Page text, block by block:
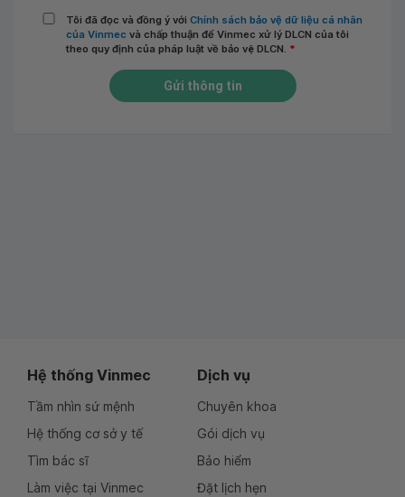
Tôi đã đọc và đồng ý với Chính sách bảo vệ dữ liệu cá nhân
của Vinmec và chấp thuận để Vinmec xử lý DLCN của tôi
theo quy định của pháp luật về bảo vệ DLCN. *
Gửi thông tin
Hệ thống Vinmec
Tầm nhìn sứ mệnh
Hệ thống cơ sở y tế
Tìm bác sĩ
Làm việc tại Vinmec
Dịch vụ
Chuyên khoa
Gói dịch vụ
Bảo hiểm
Đặt lịch hẹn